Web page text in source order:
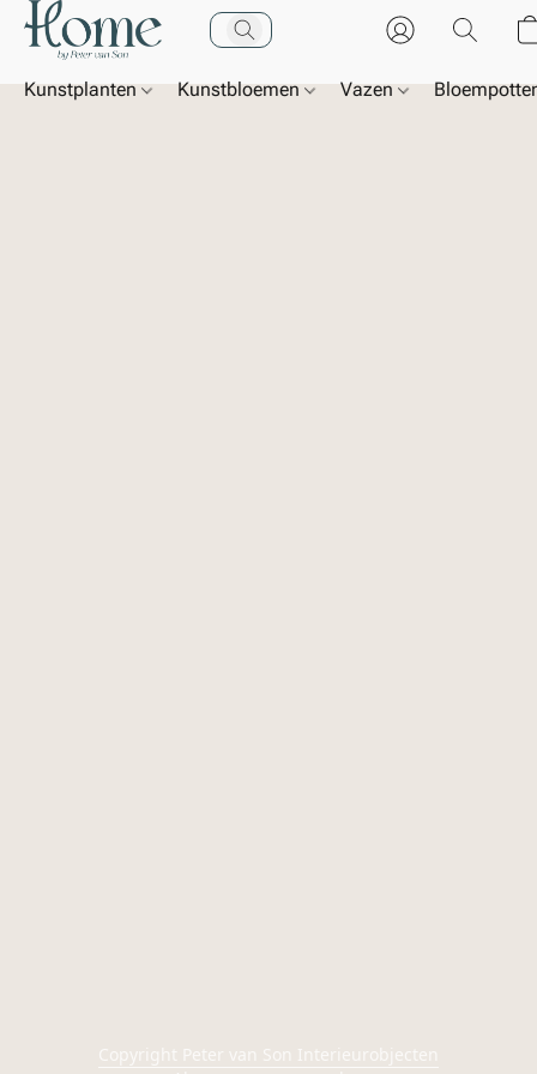
Kunstplanten Kunstbloemen Vazen
Copyright Peter van Son Interieurobjecten